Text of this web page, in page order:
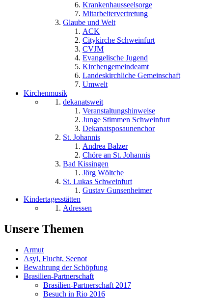
Krankenhausseelsorge
Mitarbeitervertretung
Glaube und Welt
ACK
Citykirche Schweinfurt
CVJM
Evangelische Jugend
Kirchengemeindeamt
Landeskirchliche Gemeinschaft
Umwelt
Kirchenmusik
dekanatsweit
Veranstaltungshinweise
Junge Stimmen Schweinfurt
Dekanatsposaunenchor
St. Johannis
Andrea Balzer
Chöre an St. Johannis
Bad Kissingen
Jörg Wöltche
St. Lukas Schweinfurt
Gustav Gunsenheimer
Kindertagesstätten
Adressen
Unsere Themen
Armut
Asyl, Flucht, Seenot
Bewahrung der Schöpfung
Brasilien-Partnerschaft
Brasilien-Partnerschaft 2017
Besuch in Rio 2016